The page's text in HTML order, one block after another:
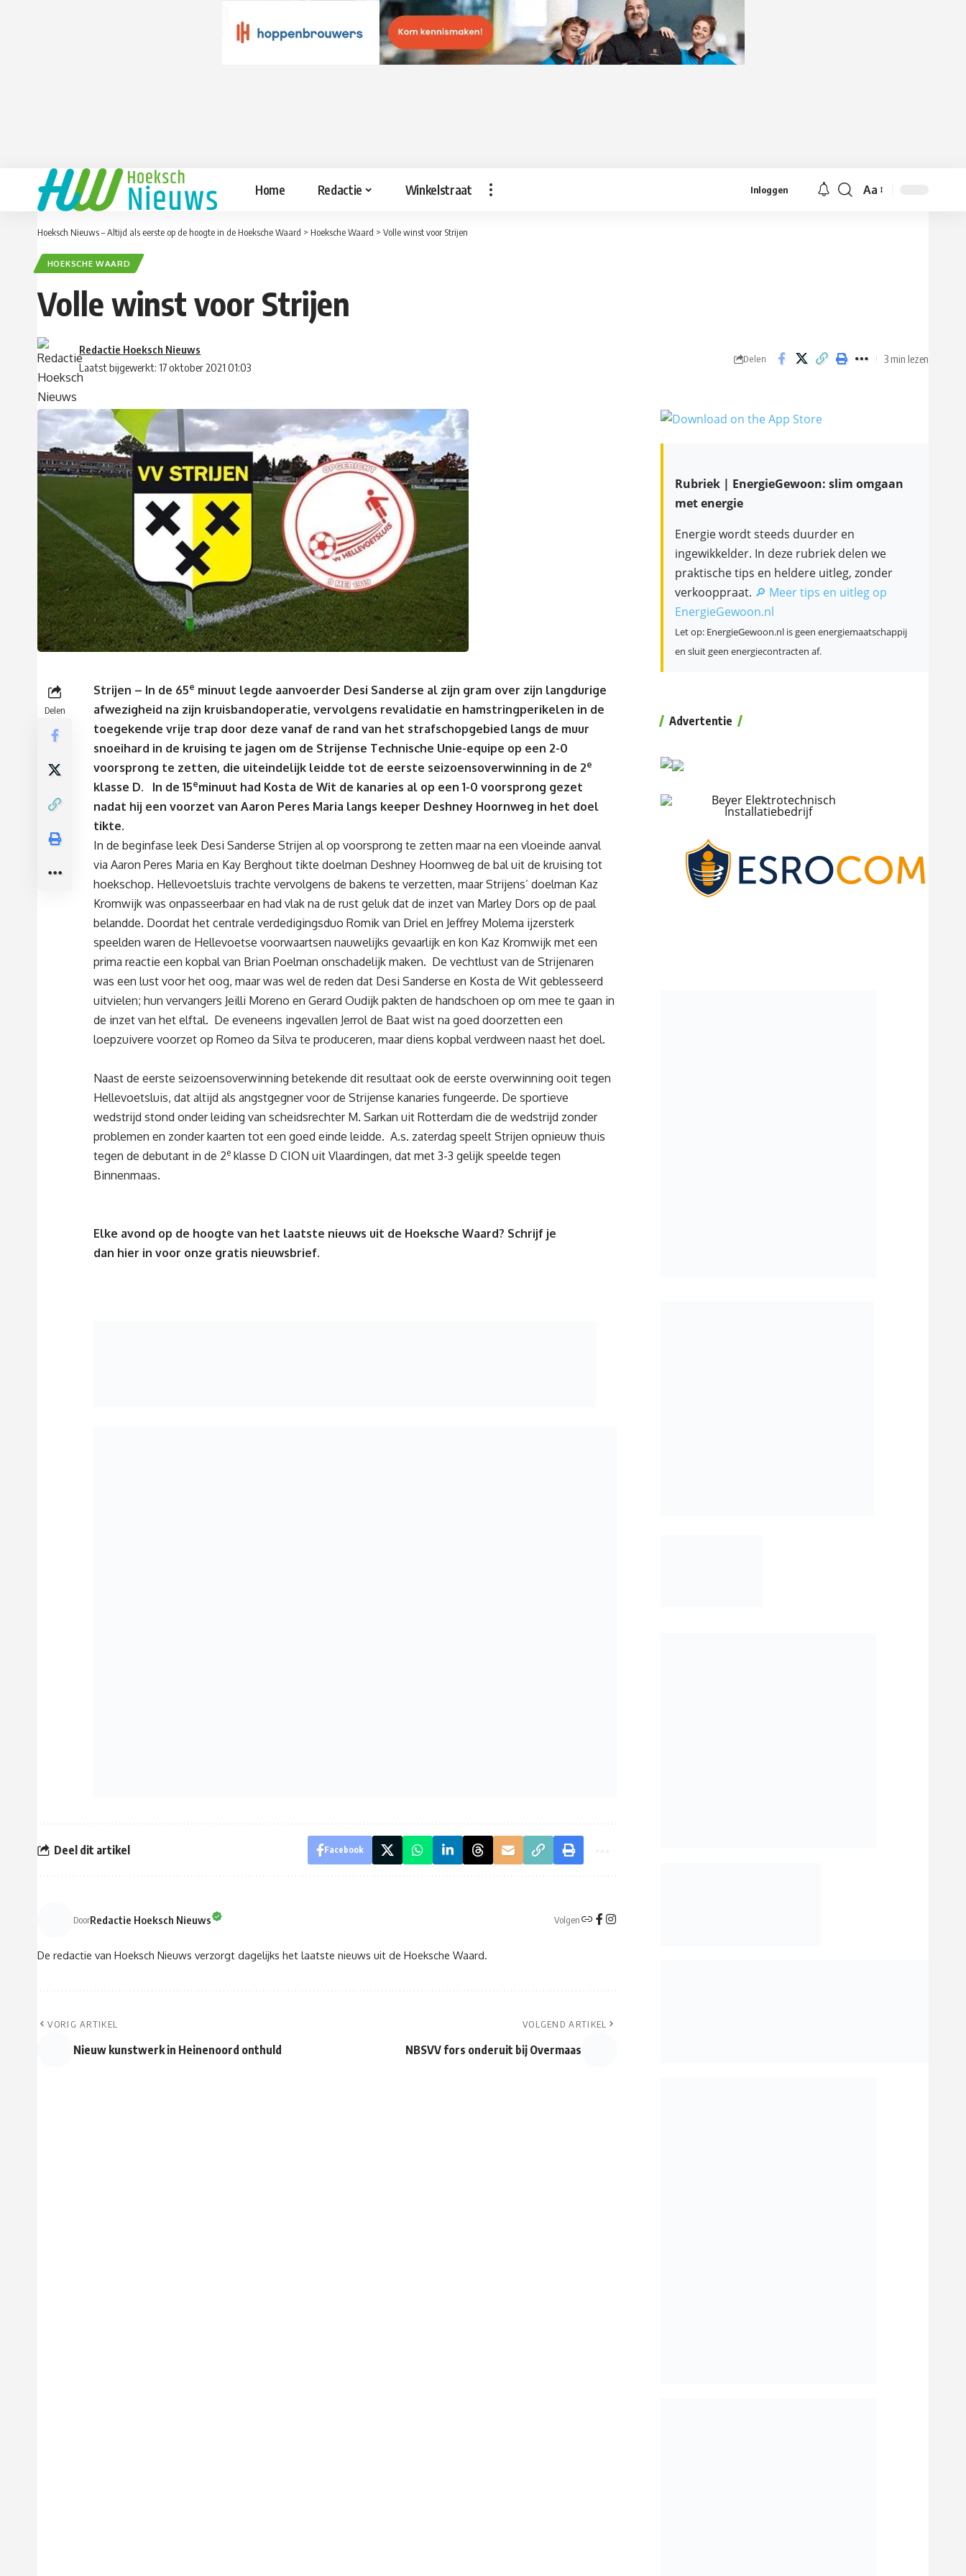
Home Redactie Winkelstraat Inloggen
Lettergrootte
Aa
Hoeksch Nieuws – Altijd als eerste op de hoogte in de Hoeksche Waard > Hoeksche Waard > Volle winst voor Strijen
HOEKSCHE WAARD
Volle winst voor Strijen
Laatst bijgewerkt: 17 oktober 2021 01:03
Redactie Hoeksch Nieuws
Delen 3 min lezen
Delen
Strijen – In de 65e minuut legde aanvoerder Desi Sanderse al zijn gram over zijn langdurige
afwezigheid na zijn kruisbandoperatie, vervolgens revalidatie en hamstringperikelen in de
toegekende vrije trap door deze vanaf de rand van het strafschopgebied langs de muur
snoeihard in de kruising te jagen om de Strijense Technische Unie-equipe op een 2-0
voorsprong te zetten, die uiteindelijk leidde tot de eerste seizoensoverwinning in de 2e
klasse D. In de 15eminuut had Kosta de Wit de kanaries al op een 1-0 voorsprong gezet
nadat hij een voorzet van Aaron Peres Maria langs keeper Deshney Hoornweg in het doel
tikte.
In de beginfase leek Desi Sanderse Strijen al op voorsprong te zetten maar na een vloeinde aanval
via Aaron Peres Maria en Kay Berghout tikte doelman Deshney Hoornweg de bal uit de kruising tot
hoekschop. Hellevoetsluis trachte vervolgens de bakens te verzetten, maar Strijens’ doelman Kaz
Kromwijk was onpasseerbaar en had vlak na de rust geluk dat de inzet van Marley Dors op de paal
belandde. Doordat het centrale verdedigingsduo Romik van Driel en Jeffrey Molema ijzersterk
speelden waren de Hellevoetse voorwaartsen nauwelijks gevaarlijk en kon Kaz Kromwijk met een
prima reactie een kopbal van Brian Poelman onschadelijk maken. De vechtlust van de Strijenaren
was een lust voor het oog, maar was wel de reden dat Desi Sanderse en Kosta de Wit geblesseerd
uitvielen; hun vervangers Jeilli Moreno en Gerard Oudijk pakten de handschoen op om mee te gaan in
de inzet van het elftal. De eveneens ingevallen Jerrol de Baat wist na goed doorzetten een
loepzuivere voorzet op Romeo da Silva te produceren, maar diens kopbal verdween naast het doel.
Naast de eerste seizoensoverwinning betekende dit resultaat ook de eerste overwinning ooit tegen
Hellevoetsluis, dat altijd als angstgegner voor de Strijense kanaries fungeerde. De sportieve
wedstrijd stond onder leiding van scheidsrechter M. Sarkan uit Rotterdam die de wedstrijd zonder
problemen en zonder kaarten tot een goed einde leidde. A.s. zaterdag speelt Strijen opnieuw thuis
tegen de debutant in de 2e klasse D CION uit Vlaardingen, dat met 3-3 gelijk speelde tegen
Binnenmaas.
Elke avond op de hoogte van het laatste nieuws uit de Hoeksche Waard? Schrijf je
dan hier in voor onze gratis nieuwsbrief.
Deel dit artikel Facebook
DoorRedactie Hoeksch Nieuws Volgen
De redactie van Hoeksch Nieuws verzorgt dagelijks het laatste nieuws uit de Hoeksche Waard.
VORIG ARTIKEL
Nieuw kunstwerk in Heinenoord onthuld
VOLGEND ARTIKEL
NBSVV fors onderuit bij Overmaas
Rubriek | EnergieGewoon: slim omgaan
met energie
Energie wordt steeds duurder en
ingewikkelder. In deze rubriek delen we
praktische tips en heldere uitleg, zonder
verkooppraat. 🔎 Meer tips en uitleg op
EnergieGewoon.nl
Let op: EnergieGewoon.nl is geen energiemaatschappij
en sluit geen energiecontracten af.
Advertentie